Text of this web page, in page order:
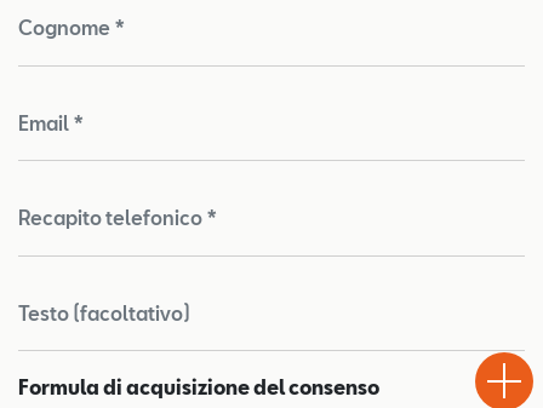
Cognome *
Email *
Recapito telefonico *
Testo (facoltativo)
Formula di acquisizione del consenso
Drive
Chiama